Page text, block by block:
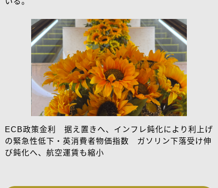
ECB政策金利 据え置きへ、インフレ鈍化により利上げ
の緊急性低下・英消費者物価指数 ガソリン下落受け伸
び鈍化へ、航空運賃も縮小